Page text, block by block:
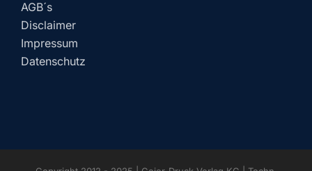
AGB´s
Disclaimer
Impressum
Datenschutz